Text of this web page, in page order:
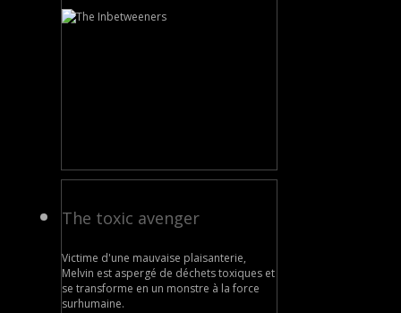
The toxic avenger
Victime d'une mauvaise plaisanterie,
Melvin est aspergé de déchets toxiques et
se transforme en un monstre à la force
surhumaine.